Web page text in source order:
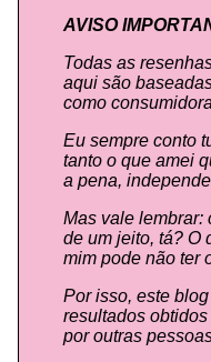
AVISO
Todas as
aqui são
como
Eu sempre conto
tanto o que amei
a pena,
Mas vale lembrar:
de um jeito, tá? O
mim pode não ter
Por isso, este
resultados
por outras